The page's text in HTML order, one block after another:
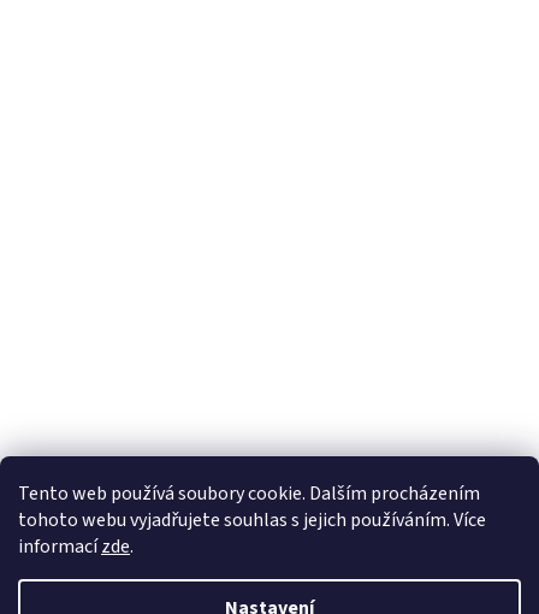
Tento web používá soubory cookie. Dalším procházením
tohoto webu vyjadřujete souhlas s jejich používáním. Více
informacízde.
Nastavení